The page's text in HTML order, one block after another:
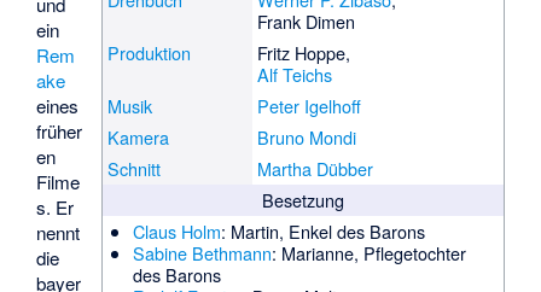
Frank Dimen
Produktion
Fritz Hoppe,
Alf Teichs
Musik
Peter Igelhoff
Kamera
Bruno Mondi
Schnitt
Martha Dübber
Besetzung
Claus Holm: Martin, Enkel des Barons
Sabine Bethmann: Marianne, Pflegetochter
des Barons
ein
Rem
ake
eines
früher
en
Filme
s. Er
nennt
die
bayer